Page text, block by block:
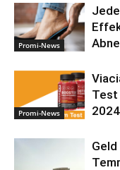
Promi-News
Promi-News
Test
2024